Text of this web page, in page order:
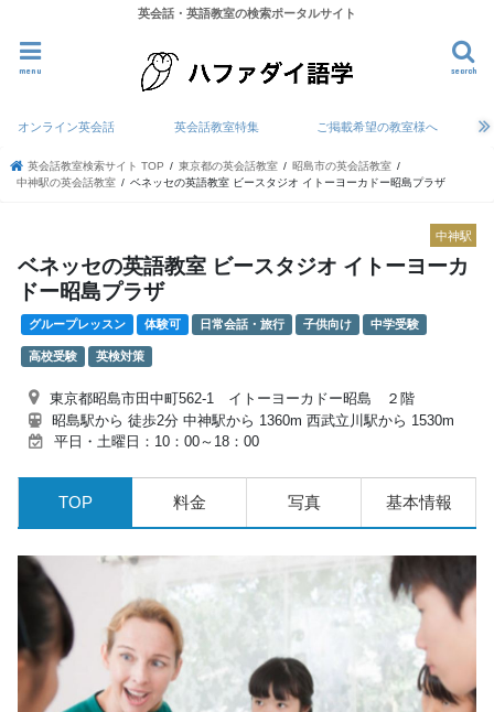
英会話・英語教室の検索ポータルサイト
search
menu
オンライン英会話 英会話教室特集 ご掲載希望の教室様へ
英会話教室検索サイト TOP 東京都の英会話教室
昭島市の英会話教室
中神駅の英会話教室
ベネッセの英語教室 ビースタジオ イトーヨーカドー昭島プラザ
中神駅
ベネッセの英語教室 ビースタジオ イトーヨーカ
ドー昭島プラザ
グループレッスン 体験可 日常会話・旅行 子供向け 中学受験
高校受験 英検対策
東京都昭島市田中町562-1 イトーヨーカドー昭島 ２階
昭島駅から 徒歩2分 中神駅から 1360m 西武立川駅から 1530m
平日・土曜日：10：00～18：00
TOP 料金 写真 基本情報